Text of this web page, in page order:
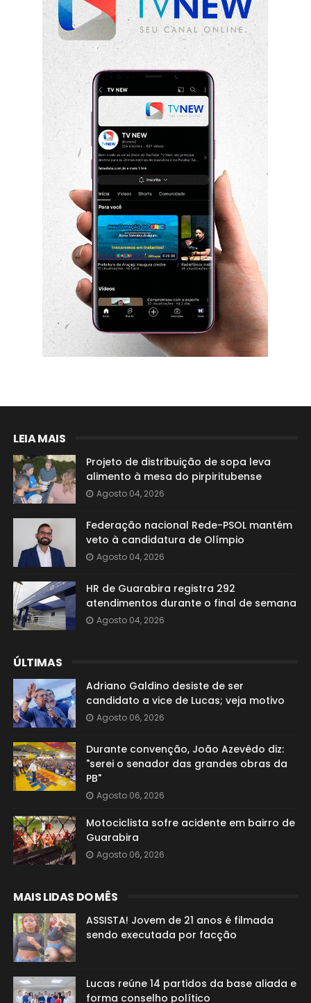
LEIA MAIS
Projeto de distribuição de sopa leva
alimento à mesa do pirpiritubense
Agosto 04, 2026
Federação nacional Rede-PSOL mantém
veto à candidatura de Olímpio
Agosto 04, 2026
HR de Guarabira registra 292
atendimentos durante o final de semana
Agosto 04, 2026
ÚLTIMAS
Adriano Galdino desiste de ser
candidato a vice de Lucas; veja motivo
Agosto 06, 2026
Durante convenção, João Azevêdo diz:
"serei o senador das grandes obras da
PB"
Agosto 06, 2026
Motociclista sofre acidente em bairro de
Guarabira
Agosto 06, 2026
MAIS LIDAS DO MÊS
ASSISTA! Jovem de 21 anos é filmada
sendo executada por facção
Lucas reúne 14 partidos da base aliada e
forma conselho político